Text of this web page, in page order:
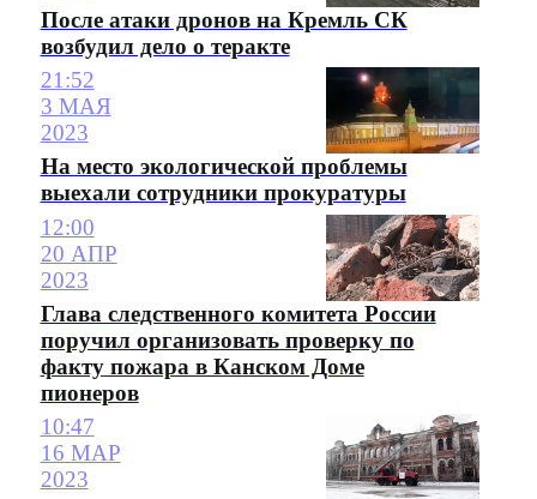
После атаки дронов на Кремль СК
возбудил дело о теракте
21:52
3 МАЯ
2023
На место экологической проблемы
выехали сотрудники прокуратуры
12:00
20 АПР
2023
Глава следственного комитета России
поручил организовать проверку по
факту пожара в Канском Доме
пионеров
10:47
16 МАР
2023